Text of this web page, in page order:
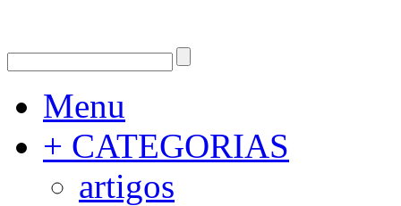
Menu
+ CATEGORIAS
artigos